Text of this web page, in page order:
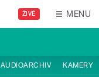
ŽIVĚ MENU
AUDIOARCHIV KAMERY